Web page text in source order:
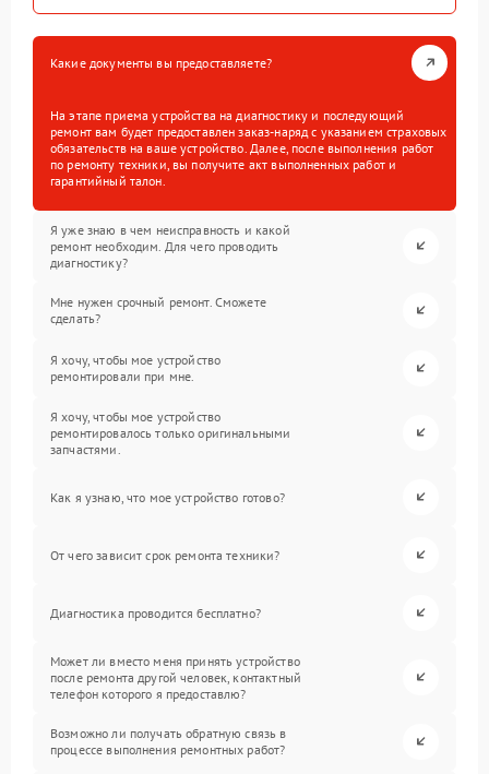
Какие документы вы предоставляете?
На этапе приема устройства на диагностику и последующий
ремонт вам будет предоставлен заказ-наряд с указанием страховых
обязательств на ваше устройство. Далее, после выполнения работ
по ремонту техники, вы получите акт выполненных работ и
гарантийный талон.
Я уже знаю в чем неисправность и какой
ремонт необходим. Для чего проводить
диагностику?
Мне нужен срочный ремонт. Сможете
сделать?
Я хочу, чтобы мое устройство
ремонтировали при мне.
Я хочу, чтобы мое устройство
ремонтировалось только оригинальными
запчастями.
Как я узнаю, что мое устройство готово?
От чего зависит срок ремонта техники?
Диагностика проводится бесплатно?
Может ли вместо меня принять устройство
после ремонта другой человек, контактный
телефон которого я предоставлю?
Возможно ли получать обратную связь в
процессе выполнения ремонтных работ?